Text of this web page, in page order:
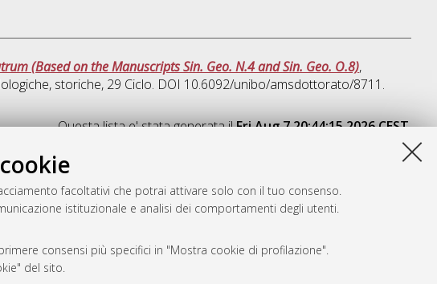
facoltativi che potrai attivare solo con il tuo consenso.
istituzionale e analisi dei comportamenti degli utenti.
consensi più specifici in "Mostra cookie di profilazione".
del sito.
(Based on the Manuscripts Sin. Geo. N.4 and Sin. Geo. O.8),
storiche, 29 Ciclo. DOI 10.6092/unibo/amsdottorato/8711.
Questa lista e' stata generata ilFri Aug 7 20:44:15 2026 CEST.